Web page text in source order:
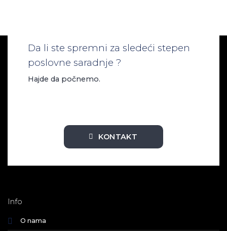
Da li ste spremni za sledeći stepen
poslovne saradnje ?
Hajde da počnemo.
KONTAKT
Info
O nama